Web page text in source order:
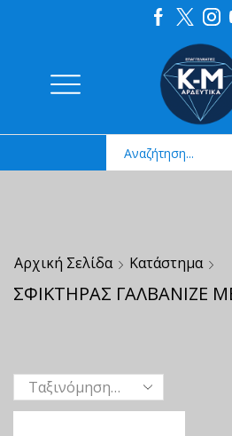
Αρχική Σελίδα Κατάστημα
ΣΦΙΚΤΗΡΑΣ ΓΑΛΒΑΝΙΖΕ